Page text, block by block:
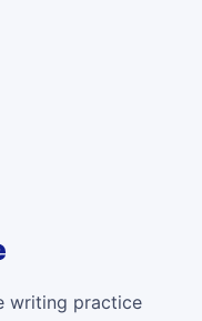
writing practice